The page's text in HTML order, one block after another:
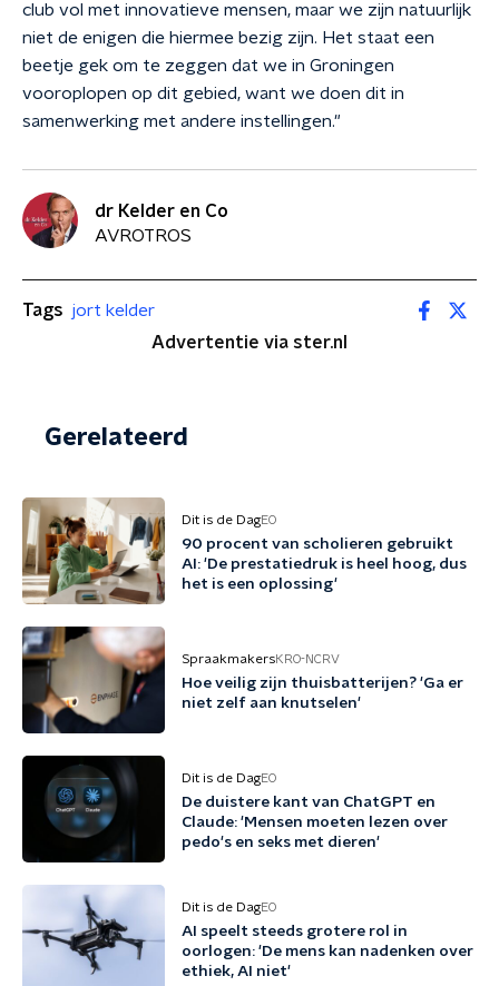
club vol met innovatieve mensen, maar we zijn natuurlijk
niet de enigen die hiermee bezig zijn. Het staat een
beetje gek om te zeggen dat we in Groningen
vooroplopen op dit gebied, want we doen dit in
samenwerking met andere instellingen."
dr Kelder en Co
AVROTROS
Tags jort kelder
Advertentie via ster.nl
Gerelateerd
Dit is de DagEO
90 procent van scholieren gebruikt
AI: 'De prestatiedruk is heel hoog, dus
het is een oplossing'
SpraakmakersKRO-NCRV
Hoe veilig zijn thuisbatterijen? 'Ga er
niet zelf aan knutselen'
Dit is de DagEO
De duistere kant van ChatGPT en
Claude: 'Mensen moeten lezen over
pedo's en seks met dieren'
Dit is de DagEO
AI speelt steeds grotere rol in
oorlogen: 'De mens kan nadenken over
ethiek, AI niet'